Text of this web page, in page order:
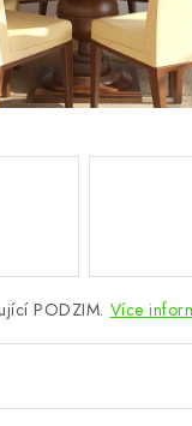
Reklamace a
NBM+
PODZIM. Více